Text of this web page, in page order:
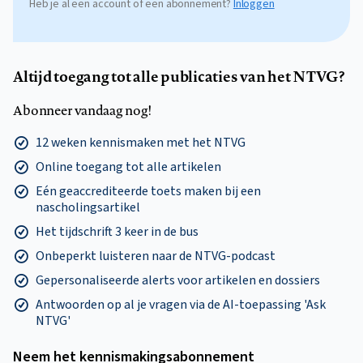
Heb je al een account of een abonnement? Inloggen
Altijd toegang tot alle publicaties van het NTVG?
Abonneer vandaag nog!
12 weken kennismaken met het NTVG
Online toegang tot alle artikelen
Eén geaccrediteerde toets maken bij een
nascholingsartikel
Het tijdschrift 3 keer in de bus
Onbeperkt luisteren naar de NTVG-podcast
Gepersonaliseerde alerts voor artikelen en dossiers
Antwoorden op al je vragen via de AI-toepassing 'Ask
NTVG'
Neem het kennismakings­abonnement